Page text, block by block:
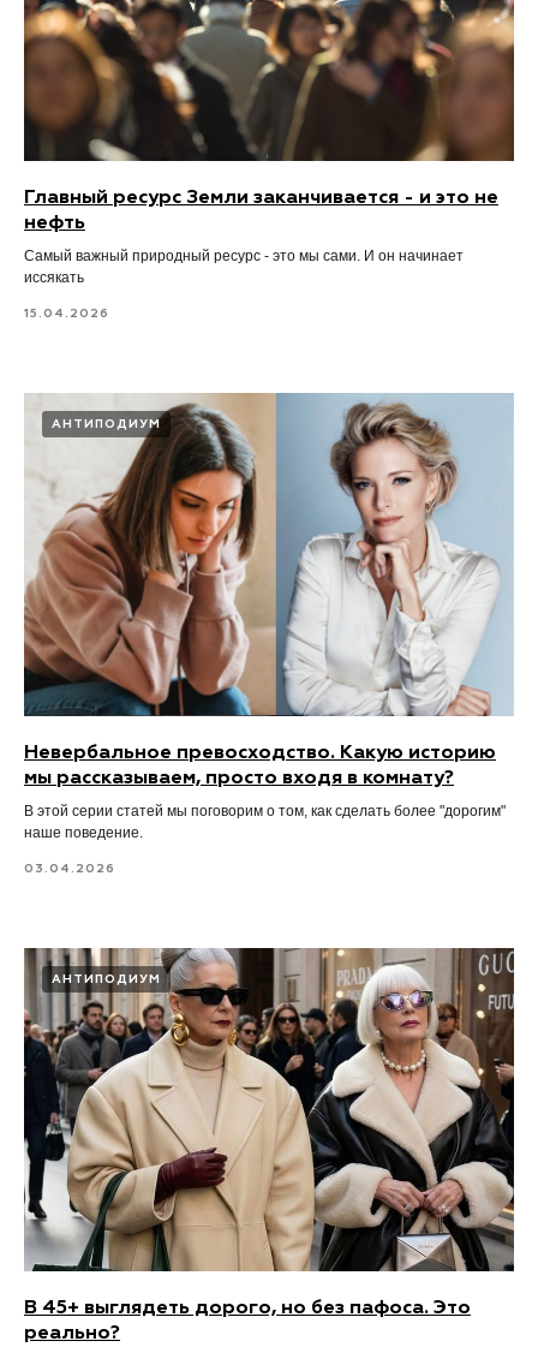
Главный ресурс Земли заканчивается - и это не
нефть
Самый важный природный ресурс - это мы сами. И он начинает
иссякать
15.04.2026
АНТИПОДИУМ
Невербальное превосходство. Какую историю
мы рассказываем, просто входя в комнату?
В этой серии статей мы поговорим о том, как сделать более "дорогим"
наше поведение.
03.04.2026
АНТИПОДИУМ
В 45+ выглядеть дорого, но без пафоса. Это
реально?